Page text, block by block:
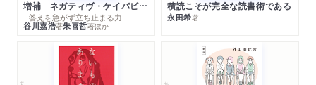
増補 ネガティヴ・ケイパビリティで生きる
─答えを急がず立ち止まる力
谷川嘉浩著朱喜哲著ほか
積読こそが完全な読書術である
永田希著